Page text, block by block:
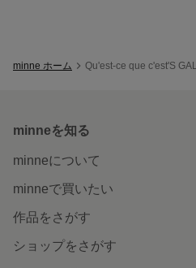
minne ホーム Qu'est-ce que c'est'S
minneを知る
minneについて
minneで買いたい
作品をさがす
ショップをさがす